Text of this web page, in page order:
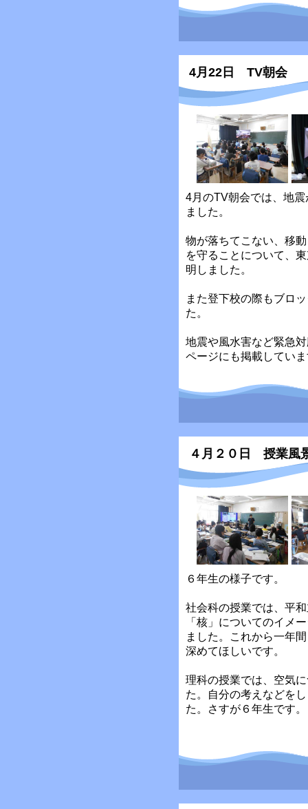
4月22日 TV朝会
4月のTV朝会では、地
ました。
物が落ちてこない、移
を守ることについて、
明しました。
また登下校の際もブロ
た。
地震や風水害など緊急
ページにも掲載してい
４月２０日 授業風
６年生の様子です。
社会科の授業では、平
「核」についてのイメ
ました。これから一年
深めてほしいです。
理科の授業では、空気
た。自分の考えなどを
た。さすが６年生です。